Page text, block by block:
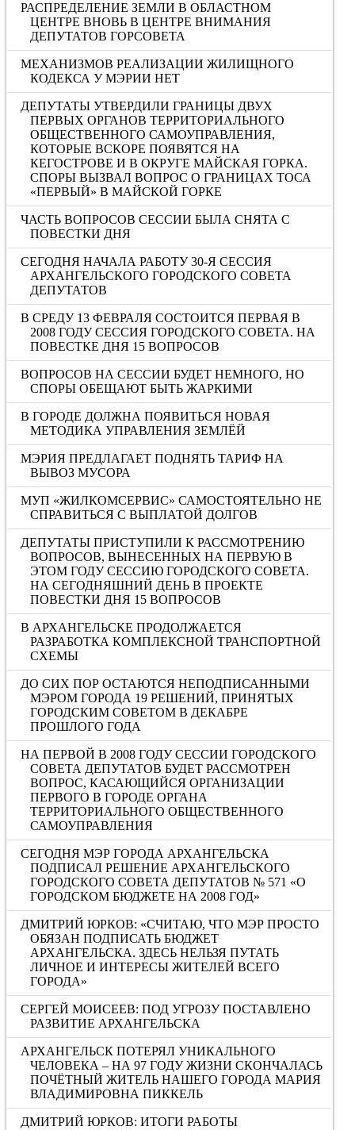
РАСПРЕДЕЛЕНИЕ ЗЕМЛИ В ОБЛАСТНОМ
ЦЕНТРЕ ВНОВЬ В ЦЕНТРЕ ВНИМАНИЯ
ДЕПУТАТОВ ГОРСОВЕТА
МЕХАНИЗМОВ РЕАЛИЗАЦИИ ЖИЛИЩНОГО
КОДЕКСА У МЭРИИ НЕТ
ДЕПУТАТЫ УТВЕРДИЛИ ГРАНИЦЫ ДВУХ
ПЕРВЫХ ОРГАНОВ ТЕРРИТОРИАЛЬНОГО
ОБЩЕСТВЕННОГО САМОУПРАВЛЕНИЯ,
КОТОРЫЕ ВСКОРЕ ПОЯВЯТСЯ НА
КЕГОСТРОВЕ И В ОКРУГЕ МАЙСКАЯ ГОРКА.
СПОРЫ ВЫЗВАЛ ВОПРОС О ГРАНИЦАХ ТОСА
«ПЕРВЫЙ» В МАЙСКОЙ ГОРКЕ
ЧАСТЬ ВОПРОСОВ СЕССИИ БЫЛА СНЯТА С
ПОВЕСТКИ ДНЯ
СЕГОДНЯ НАЧАЛА РАБОТУ 30-Я СЕССИЯ
АРХАНГЕЛЬСКОГО ГОРОДСКОГО СОВЕТА
ДЕПУТАТОВ
В СРЕДУ 13 ФЕВРАЛЯ СОСТОИТСЯ ПЕРВАЯ В
2008 ГОДУ СЕССИЯ ГОРОДСКОГО СОВЕТА. НА
ПОВЕСТКЕ ДНЯ 15 ВОПРОСОВ
ВОПРОСОВ НА СЕССИИ БУДЕТ НЕМНОГО, НО
СПОРЫ ОБЕЩАЮТ БЫТЬ ЖАРКИМИ
В ГОРОДЕ ДОЛЖНА ПОЯВИТЬСЯ НОВАЯ
МЕТОДИКА УПРАВЛЕНИЯ ЗЕМЛЁЙ
МЭРИЯ ПРЕДЛАГАЕТ ПОДНЯТЬ ТАРИФ НА
ВЫВОЗ МУСОРА
МУП «ЖИЛКОМСЕРВИС» САМОСТОЯТЕЛЬНО НЕ
СПРАВИТЬСЯ С ВЫПЛАТОЙ ДОЛГОВ
ДЕПУТАТЫ ПРИСТУПИЛИ К РАССМОТРЕНИЮ
ВОПРОСОВ, ВЫНЕСЕННЫХ НА ПЕРВУЮ В
ЭТОМ ГОДУ СЕССИЮ ГОРОДСКОГО СОВЕТА.
НА СЕГОДНЯШНИЙ ДЕНЬ В ПРОЕКТЕ
ПОВЕСТКИ ДНЯ 15 ВОПРОСОВ
В АРХАНГЕЛЬСКЕ ПРОДОЛЖАЕТСЯ
РАЗРАБОТКА КОМПЛЕКСНОЙ ТРАНСПОРТНОЙ
СХЕМЫ
ДО СИХ ПОР ОСТАЮТСЯ НЕПОДПИСАННЫМИ
МЭРОМ ГОРОДА 19 РЕШЕНИЙ, ПРИНЯТЫХ
ГОРОДСКИМ СОВЕТОМ В ДЕКАБРЕ
ПРОШЛОГО ГОДА
НА ПЕРВОЙ В 2008 ГОДУ СЕССИИ ГОРОДСКОГО
СОВЕТА ДЕПУТАТОВ БУДЕТ РАССМОТРЕН
ВОПРОС, КАСАЮЩИЙСЯ ОРГАНИЗАЦИИ
ПЕРВОГО В ГОРОДЕ ОРГАНА
ТЕРРИТОРИАЛЬНОГО ОБЩЕСТВЕННОГО
САМОУПРАВЛЕНИЯ
СЕГОДНЯ МЭР ГОРОДА АРХАНГЕЛЬСКА
ПОДПИСАЛ РЕШЕНИЕ АРХАНГЕЛЬСКОГО
ГОРОДСКОГО СОВЕТА ДЕПУТАТОВ № 571 «О
ГОРОДСКОМ БЮДЖЕТЕ НА 2008 ГОД»
ДМИТРИЙ ЮРКОВ: «СЧИТАЮ, ЧТО МЭР ПРОСТО
ОБЯЗАН ПОДПИСАТЬ БЮДЖЕТ
АРХАНГЕЛЬСКА. ЗДЕСЬ НЕЛЬЗЯ ПУТАТЬ
ЛИЧНОЕ И ИНТЕРЕСЫ ЖИТЕЛЕЙ ВСЕГО
ГОРОДА»
СЕРГЕЙ МОИСЕЕВ: ПОД УГРОЗУ ПОСТАВЛЕНО
РАЗВИТИЕ АРХАНГЕЛЬСКА
АРХАНГЕЛЬСК ПОТЕРЯЛ УНИКАЛЬНОГО
ЧЕЛОВЕКА – НА 97 ГОДУ ЖИЗНИ СКОНЧАЛАСЬ
ПОЧЁТНЫЙ ЖИТЕЛЬ НАШЕГО ГОРОДА МАРИЯ
ВЛАДИМИРОВНА ПИККЕЛЬ
ДМИТРИЙ ЮРКОВ: ИТОГИ РАБОТЫ